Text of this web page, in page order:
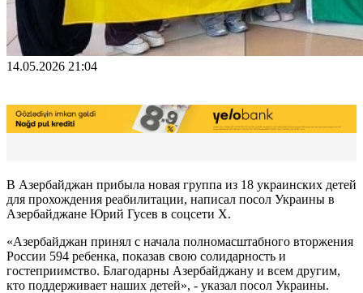
14.05.2026 21:04
В Азербайджан прибыла новая группа из 18 украинских детей
для прохождения реабилитации, написал посол Украины в
Азербайджане Юрий Гусев в соцсети Х.
«Азербайджан принял с начала полномасштабного вторжения
России 594 ребенка, показав свою солидарность и
гостеприимство. Благодарны Азербайджану и всем другим,
кто поддерживает наших детей», - указал посол Украины.